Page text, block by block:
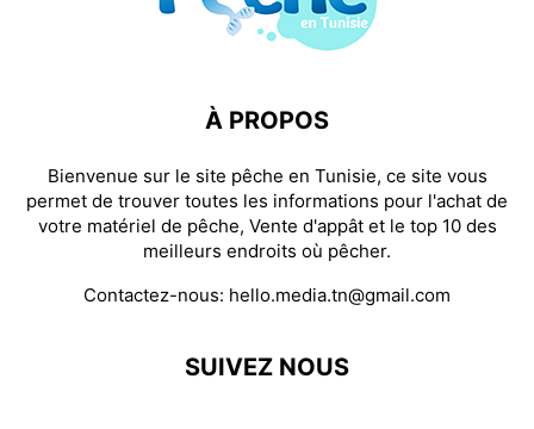
À PROPOS
Bienvenue sur le site pêche en Tunisie, ce site vous
permet de trouver toutes les informations pour l'achat de
votre matériel de pêche, Vente d'appât et le top 10 des
meilleurs endroits où pêcher.
Contactez-nous: hello.media.tn@gmail.com
SUIVEZ NOUS